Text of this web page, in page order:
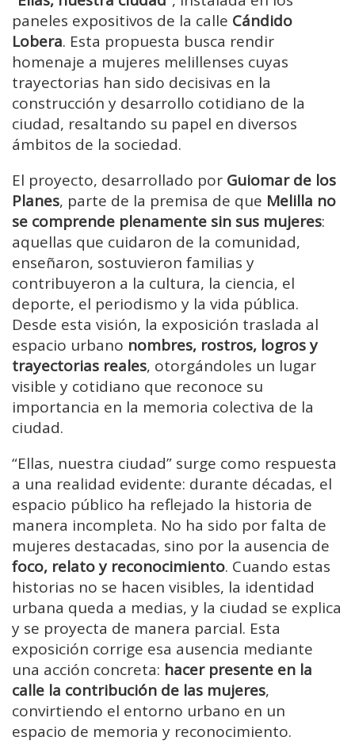
paneles expositivos de la calle Cándido
Lobera. Esta propuesta busca rendir
homenaje a mujeres melillenses cuyas
trayectorias han sido decisivas en la
construcción y desarrollo cotidiano de la
ciudad, resaltando su papel en diversos
ámbitos de la sociedad.
El proyecto, desarrollado por Guiomar de los
Planes, parte de la premisa de que Melilla no
se comprende plenamente sin sus mujeres:
aquellas que cuidaron de la comunidad,
enseñaron, sostuvieron familias y
contribuyeron a la cultura, la ciencia, el
deporte, el periodismo y la vida pública.
Desde esta visión, la exposición traslada al
espacio urbano nombres, rostros, logros y
trayectorias reales, otorgándoles un lugar
visible y cotidiano que reconoce su
importancia en la memoria colectiva de la
ciudad.
“Ellas, nuestra ciudad” surge como respuesta
a una realidad evidente: durante décadas, el
espacio público ha reflejado la historia de
manera incompleta. No ha sido por falta de
mujeres destacadas, sino por la ausencia de
foco, relato y reconocimiento. Cuando estas
historias no se hacen visibles, la identidad
urbana queda a medias, y la ciudad se explica
y se proyecta de manera parcial. Esta
exposición corrige esa ausencia mediante
una acción concreta: hacer presente en la
calle la contribución de las mujeres,
convirtiendo el entorno urbano en un
espacio de memoria y reconocimiento.